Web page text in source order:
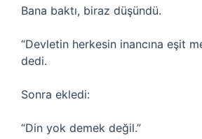
Bana baktı, biraz düşündü.
“Devletin herkesin inancına eşit
dedi.
Sonra ekledi:
“Din yok demek değil.”